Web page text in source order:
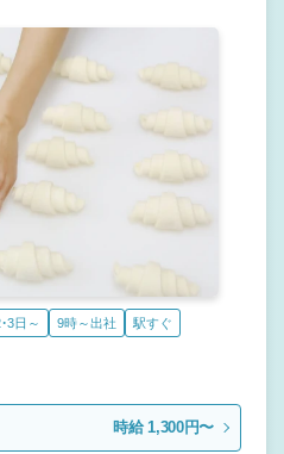
3日～ 9時～出社
駅すぐ
時給 1,300円〜